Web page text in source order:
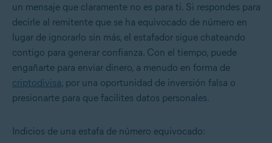
un mensaje que claramente no es para ti. Si respondes para
decirle al remitente que se ha equivocado de número en
lugar de ignorarlo sin más, el estafador sigue chateando
contigo para generar confianza. Con el tiempo, puede
engañarte para enviar dinero, a menudo en forma de
criptodivisa, por una oportunidad de inversión falsa o
presionarte para que facilites datos personales.
Indicios de una estafa de número equivocado: